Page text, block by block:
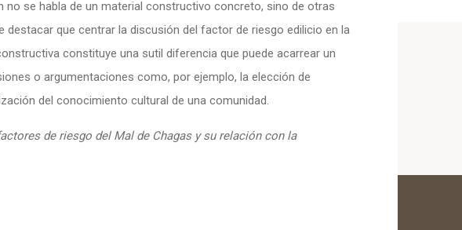
no se habla de un material constructivo concreto, sino de otras
que centrar la discusión del factor de riesgo edilicio en la
constituye una sutil diferencia que puede acarrear un
o argumentaciones como, por ejemplo, la elección de
del conocimiento cultural de una comunidad.
de riesgo del Mal de Chagas y su relación con la